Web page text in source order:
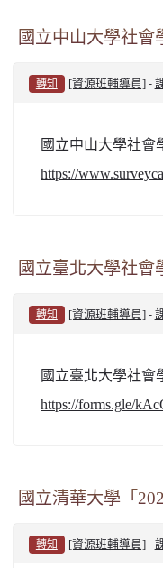
國立中山大學社會
轉知 [資源班輔導員]-
國立中山大學社會
https://
國立臺北大學社會
轉知 [資源班輔導員]-
國立臺北大學社會
https://forms.gle/
國立清華大學「
轉知 [資源班輔導員]-